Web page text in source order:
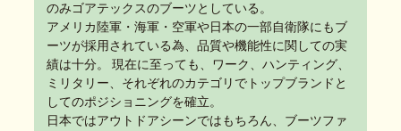
のみゴアテックスのブーツとしている。
アメリカ陸軍・海軍・空軍や日本の一部自衛隊にもブ
ーツが採用されている為、品質や機能性に関しての実
績は十分。 現在に至っても、ワーク、ハンティング、
ミリタリー、それぞれのカテゴリでトップブランドと
してのポジショニングを確立。
日本ではアウトドアシーンではもちろん、ブーツファ